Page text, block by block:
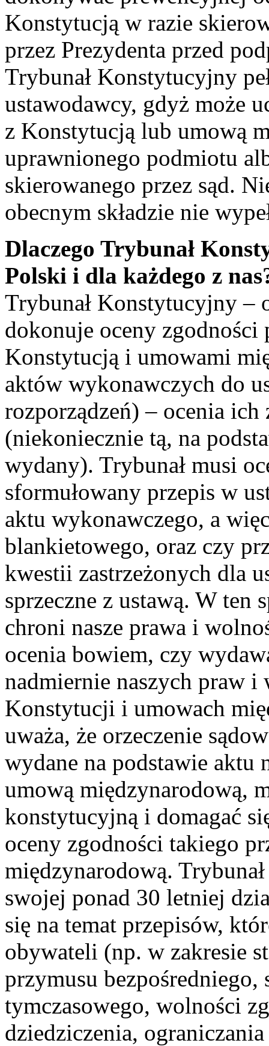
Konstytucją w razie
przez Prezydenta przed
Trybunał Konstytucyjny
ustawodawcy, gdyż może
z Konstytucją lub umową
uprawnionego podmiotu
skierowanego przez sąd.
obecnym składzie nie
Dlaczego Trybunał
Polski i dla każdego z
Trybunał Konstytucyjny –
dokonuje oceny
Konstytucją i umowami
aktów wykonawczych do
rozporządzeń) – ocenia ich
(niekoniecznie tą, na
wydany). Trybunał musi
sformułowany przepis w
aktu wykonawczego, a
blankietowego, oraz czy
kwestii zastrzeżonych dla
sprzeczne z ustawą. W ten
chroni nasze prawa i
ocenia bowiem, czy
nadmiernie naszych praw
Konstytucji i umowach
uważa, że orzeczenie
wydane na podstawie aktu
umową międzynarodową,
konstytucyjną i domagać
oceny zgodności takiego
międzynarodową.
swojej ponad 30 letniej
się na temat przepisów,
obywateli (np. w zakresie
przymusu bezpośredniego,
tymczasowego, wolności
dziedziczenia,